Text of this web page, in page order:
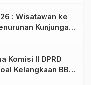
: Wisatawan ke
Kunjungan
Komisi II DPRD
Kelangkaan BBM